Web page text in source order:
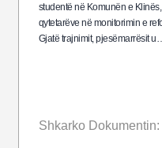
studentë në Komunën e
qytetarëve në monitorimin e
Gjatë trajnimit, pjesëmarrësit
Shkarko Dokumentin: